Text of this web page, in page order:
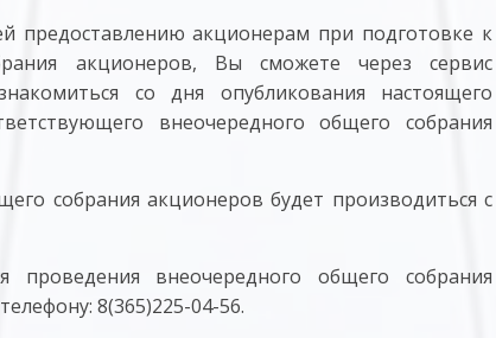
предоставлению акционерам при подготовке к
акционеров, Вы сможете через сервис
со дня опубликования настоящего
внеочередного общего собрания
собрания акционеров будет производиться с
проведения внеочередного общего собрания
8(365)225-04-56.